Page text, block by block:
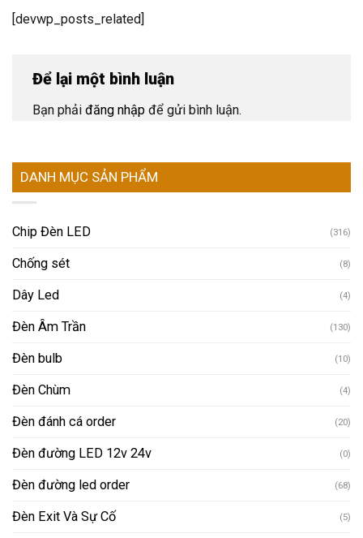
[devwp_posts_related]
Để lại một bình luận
Bạn phải đăng nhập để gửi bình luận.
DANH MỤC SẢN PHẨM
Chip Đèn LED (316)
Chống sét (8)
Dây Led (4)
Đèn Âm Trần (130)
Đèn bulb (10)
Đèn Chùm (4)
Đèn đánh cá order (20)
Đèn đường LED 12v 24v (0)
Đèn đường led order (68)
Đèn Exit Và Sự Cố (5)